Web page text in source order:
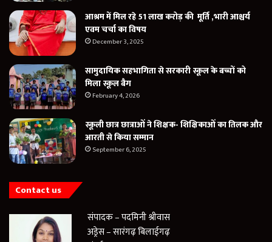
आश्रम में मिल रहे 51 लाख करोड़ की मूर्ति ,भारी आश्चर्य
एवम चर्चा का विषय
December 3, 2025
सामुदायिक सहभागिता से सरकारी स्कूल के बच्चों को
मिला स्कूल बैग
February 4, 2026
स्कूली छात्र छात्राओं ने शिक्षक- शिक्षिकाओं का तिलक और
आरती से किया सम्मान
September 6, 2025
Contact us
संपादक – पदमिनी श्रीवास
अड्रेस – सारंगढ़ बिलाईगढ़